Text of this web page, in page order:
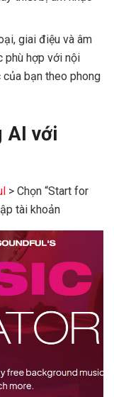
giai điệu và âm
phù hợp với nội
của bạn theo phong
AI với
> Chọn “Start for
tài khoản